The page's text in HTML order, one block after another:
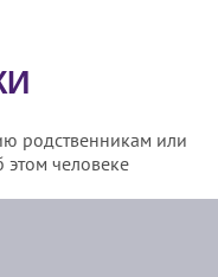
родственникам или
этом человеке